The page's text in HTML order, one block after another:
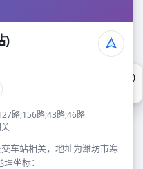
)
路;156路;43路;46路
车站相关，地址为潍坊市寒
坐标：
幸福路文化街路口南(公交站)